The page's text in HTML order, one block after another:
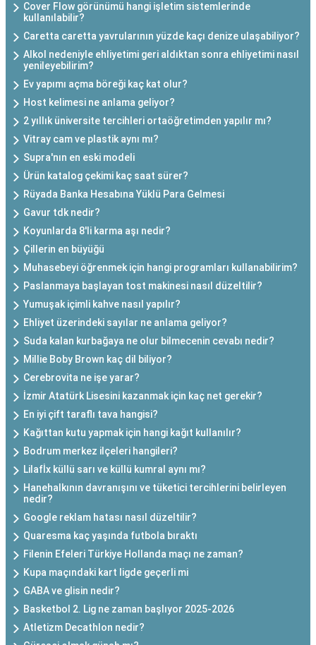
Cover Flow görünümü hangi işletim sistemlerinde
kullanılabilir?
Caretta caretta yavrularının yüzde kaçı denize ulaşabiliyor?
Alkol nedeniyle ehliyetimi geri aldıktan sonra ehliyetimi nasıl
yenileyebilirim?
Ev yapımı açma böreği kaç kat olur?
Host kelimesi ne anlama geliyor?
2 yıllık üniversite tercihleri ortaöğretimden yapılır mı?
Vitray cam ve plastik aynı mı?
Supra'nın en eski modeli
Ürün katalog çekimi kaç saat sürer?
Rüyada Banka Hesabına Yüklü Para Gelmesi
Gavur tdk nedir?
Koyunlarda 8'li karma aşı nedir?
Çillerin en büyüğü
Muhasebeyi öğrenmek için hangi programları kullanabilirim?
Paslanmaya başlayan tost makinesi nasıl düzeltilir?
Yumuşak içimli kahve nasıl yapılır?
Ehliyet üzerindeki sayılar ne anlama geliyor?
Suda kalan kurbağaya ne olur bilmecenin cevabı nedir?
Millie Boby Brown kaç dil biliyor?
Cerebrovita ne işe yarar?
İzmir Atatürk Lisesini kazanmak için kaç net gerekir?
En iyi çift taraflı tava hangisi?
Kağıttan kutu yapmak için hangi kağıt kullanılır?
Bodrum merkez ilçeleri hangileri?
Lilafİx küllü sarı ve küllü kumral aynı mı?
Hanehalkının davranışını ve tüketici tercihlerini belirleyen
nedir?
Google reklam hatası nasıl düzeltilir?
Quaresma kaç yaşında futbola bıraktı
Filenin Efeleri Türkiye Hollanda maçı ne zaman?
Kupa maçındaki kart ligde geçerli mi
GABA ve glisin nedir?
Basketbol 2. Lig ne zaman başlıyor 2025-2026
Atletizm Decathlon nedir?